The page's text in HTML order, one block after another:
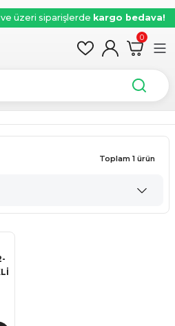
ve üzeri siparişlerde kargo bedava!
0
Toplam 1 ürün